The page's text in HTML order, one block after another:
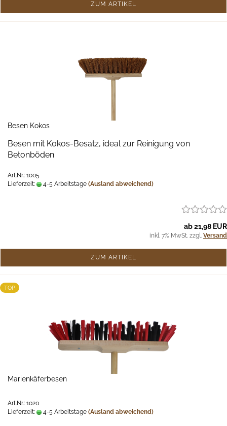
ZUM ARTIKEL
Besen Kokos
Besen mit Kokos-Besatz, ideal zur Reinigung von
Betonböden
Art.Nr.: 1005
Lieferzeit:
4-5 Arbeitstage (Ausland abweichend)
ab 21,98 EUR
inkl. 7% MwSt. zzgl. Versand
ZUM ARTIKEL
TOP
Marienkäferbesen
Art.Nr.: 1020
Lieferzeit:
4-5 Arbeitstage (Ausland abweichend)